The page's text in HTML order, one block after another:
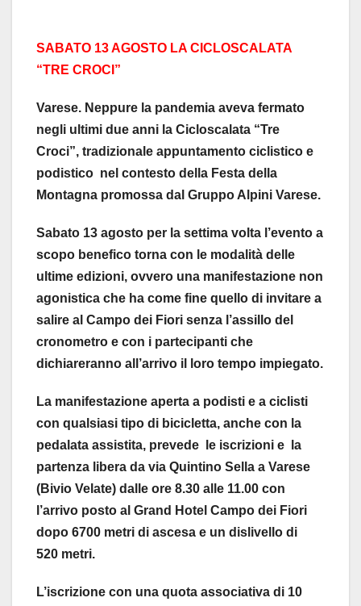
SABATO 13 AGOSTO LA CICLOSCALATA
“TRE CROCI”
Varese. Neppure la pandemia aveva fermato
negli ultimi due anni la Cicloscalata “Tre
Croci”, tradizionale appuntamento ciclistico e
podistico nel contesto della Festa della
Montagna promossa dal Gruppo Alpini Varese.
Sabato 13 agosto per la settima volta l’evento a
scopo benefico torna con le modalità delle
ultime edizioni, ovvero una manifestazione non
agonistica che ha come fine quello di invitare a
salire al Campo dei Fiori senza l’assillo del
cronometro e con i partecipanti che
dichiareranno all’arrivo il loro tempo impiegato.
La manifestazione aperta a podisti e a ciclisti
con qualsiasi tipo di bicicletta, anche con la
pedalata assistita, prevede le iscrizioni e la
partenza libera da via Quintino Sella a Varese
(Bivio Velate) dalle ore 8.30 alle 11.00 con
l’arrivo posto al Grand Hotel Campo dei Fiori
dopo 6700 metri di ascesa e un dislivello di
520 metri.
L’iscrizione con una quota associativa di 10